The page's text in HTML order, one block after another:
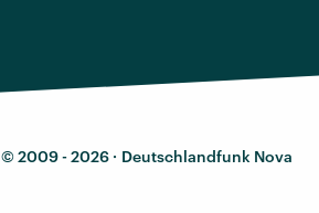
© 2009 - 2026 · Deutschlandfunk Nova